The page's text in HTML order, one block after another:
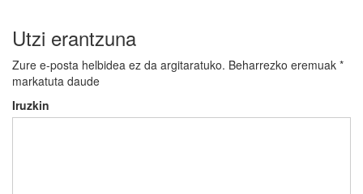
Utzi erantzuna
Zure e-posta helbidea ez da argitaratuko. Beharrezko eremuak *
markatuta daude
Iruzkin